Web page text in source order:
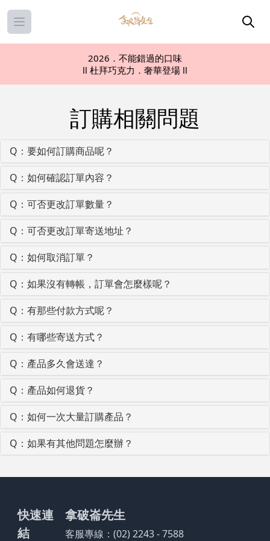
Open main menu
2026．不能錯過的口味
ll 杜拜巧克力．奢華登場 ll
訂購相關問題
Q：要如何訂購商品呢？
Q：如何確認訂單內容？
Q：可否更改訂單數量？
Q：可否更改訂單寄送地址？
Q：如何取消訂單？
Q：如果沒有轉帳，訂單會怎麼樣呢？
Q：有那些付款方式呢？
Q：有哪些寄送方式？
Q：產品多久會送達？
Q：產品如何退貨？
Q：如何一次大量訂購產品？
Q：如果有其他問題怎麼辦？
快速連
結
拿破崙先生
客服專線：(02) 2243 - 7588